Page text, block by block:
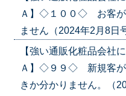
Ａ】◇１００◇ お客が
ません（2024年2月8日
【強い通販化粧品会社
Ａ】◇９９◇ 新規客が
きか分かりません。（